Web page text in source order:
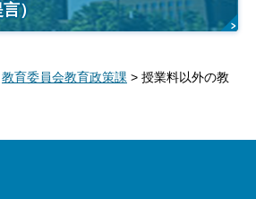
）
教育委員会教育政策課 > 授業料以外の教